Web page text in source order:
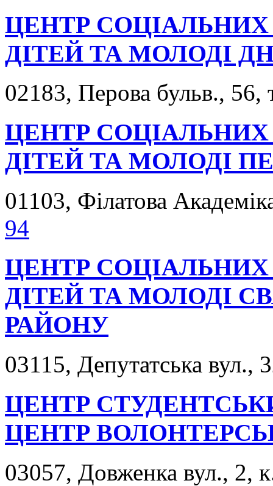
ЦЕНТР
ДІТЕЙ ТА МОЛОДІ
02183, Перова бульв., 56,
ЦЕНТР
ДІТЕЙ ТА МОЛОДІ
01103, Філатова
94
ЦЕНТР
ДІТЕЙ ТА МОЛОДІ
РАЙОНУ
03115, Депутатська вул.,
ЦЕНТР
ЦЕНТР
03057, Довженка вул., 2,